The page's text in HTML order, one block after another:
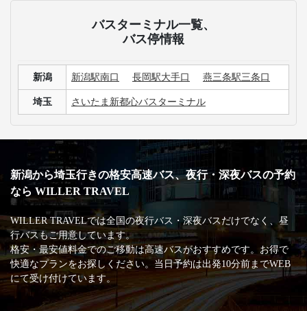
バスターミナル一覧、
バス停情報
新潟 新潟駅南口 長岡駅大手口 燕三条駅三条口
埼玉 さいたま新都心バスターミナル
新潟から埼玉行きの格安高速バス、夜行・深夜バスの予約
なら WILLER TRAVEL
WILLER TRAVELでは全国の夜行バス・深夜バスだけでなく、昼
行バスもご用意しています。
格安・最安値料金でのご移動は高速バスがおすすめです。お得で
快適なプランをお探しください。当日予約は出発10分前までWEB
にて受け付けています。